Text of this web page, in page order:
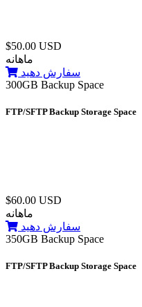
$50.00 USD
ماهانه
سفارش دهید
300GB Backup Space
FTP/SFTP Backup Storage Space
$60.00 USD
ماهانه
سفارش دهید
350GB Backup Space
FTP/SFTP Backup Storage Space